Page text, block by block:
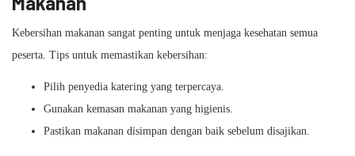
Kebersihan makanan sangat penting untuk menjaga kesehatan semua
peserta. Tips untuk memastikan kebersihan:
Pilih penyedia katering yang terpercaya.
Gunakan kemasan makanan yang higienis.
Pastikan makanan disimpan dengan baik sebelum disajikan.